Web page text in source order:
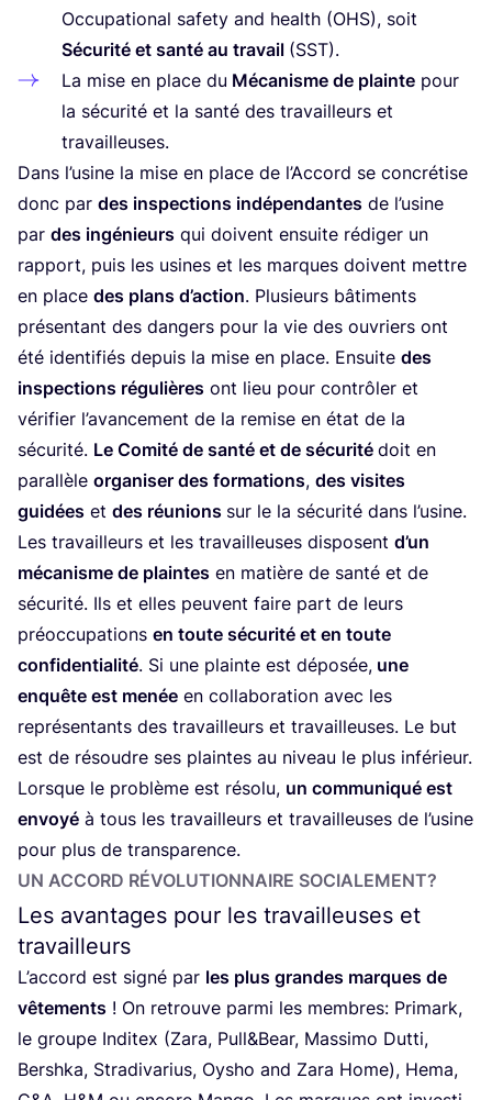
Occu­pa­tio­nal safe­ty and health (OHS), soit
Sécu­ri­té et san­té au tra­vail (SST).
La mise en place du Méca­nisme de plainte pour
la sécu­ri­té et la san­té des tra­vailleurs et
travailleuses.
Dans l’usine la mise en place de l’Accord se concré­tise
donc par des ins­pec­tions indé­pen­dantes de l’usine
par des ingé­nieurs qui doivent ensuite rédi­ger un
rap­port, puis les usines et les marques doivent mettre
en place des plans d’ac­tion. Plu­sieurs bâti­ments
pré­sen­tant des dan­gers pour la vie des ouvriers ont
été iden­ti­fiés depuis la mise en place. Ensuite des
ins­pec­tions régu­lières ont lieu pour contrô­ler et
véri­fier l’a­van­ce­ment de la remise en état de la
sécu­ri­té. Le Comi­té de san­té et de sécu­ri­té doit en
paral­lèle orga­ni­ser des for­ma­tions, des visites
gui­dées et des réunions sur le la sécu­ri­té dans l’usine.
Les tra­vailleurs et les tra­vailleuses dis­posent d’un
méca­nisme de plaintes en matière de san­té et de
sécu­ri­té. Ils et elles peuvent faire part de leurs
pré­oc­cu­pa­tions en toute sécu­ri­té et en toute
confi­den­tia­li­té. Si une plainte est dépo­sée, une
enquête est menée en col­la­bo­ra­tion avec les
repré­sen­tants des tra­vailleurs et tra­vailleuses. Le but
est de résoudre ses plaintes au niveau le plus infé­rieur.
Lorsque le pro­blème est réso­lu, un com­mu­ni­qué est
envoyé à tous les tra­vailleurs et tra­vailleuses de l’u­sine
pour plus de transparence.
UN ACCORD RÉVO­LU­TION­NAIRE SOCIALEMENT?
Les avantages pour les travailleuses et
travailleurs
L’accord est signé par les plus grandes marques de
vête­ments ! On retrouve par­mi les membres: Pri­mark,
le groupe Indi­tex (Zara, Pull&Bear, Mas­si­mo Dut­ti,
Ber­sh­ka, Stra­di­va­rius, Oysho and Zara Home), Hema,